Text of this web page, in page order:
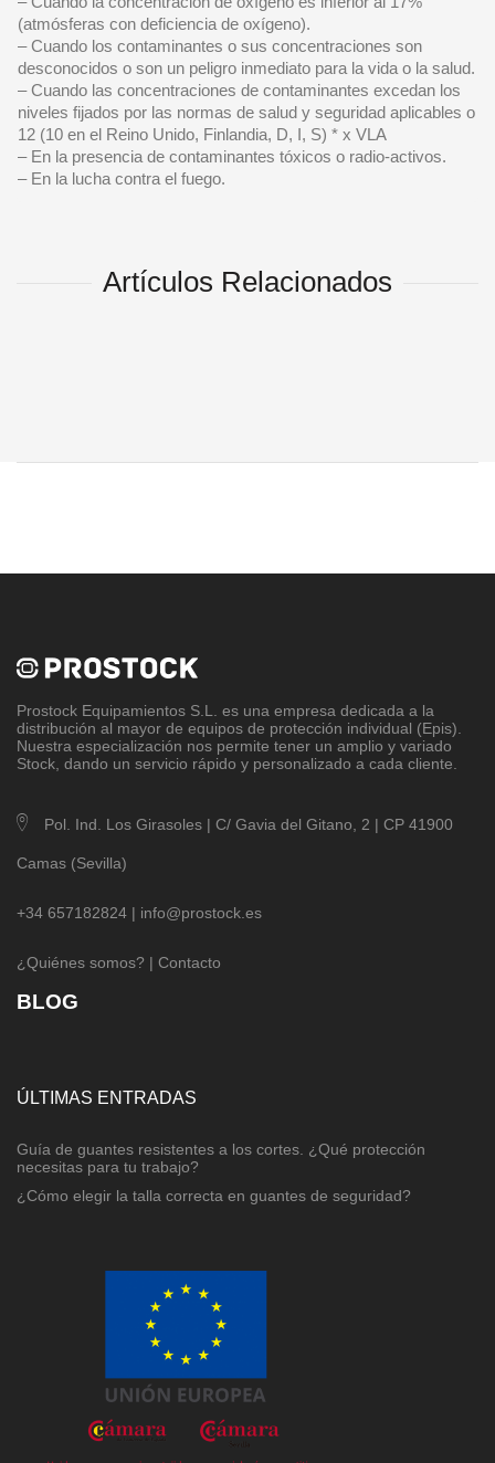
(atmósferas con deficiencia de oxígeno).
– Cuando los contaminantes o sus concentraciones son
desconocidos o son un peligro inmediato para la vida o la salud.
– Cuando las concentraciones de contaminantes excedan los
niveles fijados por las normas de salud y seguridad aplicables o
12 (10 en el Reino Unido, Finlandia, D, I, S) * x VLA
– En la presencia de contaminantes tóxicos o radio-activos.
– En la lucha contra el fuego.
Artículos Relacionados
Prostock Equipamientos S.L
. es una empresa dedicada a la
distribución al mayor de equipos de protección individual (Epis).
Nuestra especialización nos permite tener un amplio y variado
Stock, dando un servicio rápido y personalizado a cada cliente.
Pol. Ind. Los Girasoles | C/ Gavia del Gitano, 2 | CP 41900
Camas (Sevilla)
+34 657182824 | info@prostock.es
¿Quiénes somos? | Contacto
BLOG
ÚLTIMAS ENTRADAS
Guía de guantes resistentes a los cortes. ¿Qué protección
necesitas para tu trabajo?
¿Cómo elegir la talla correcta en guantes de seguridad?